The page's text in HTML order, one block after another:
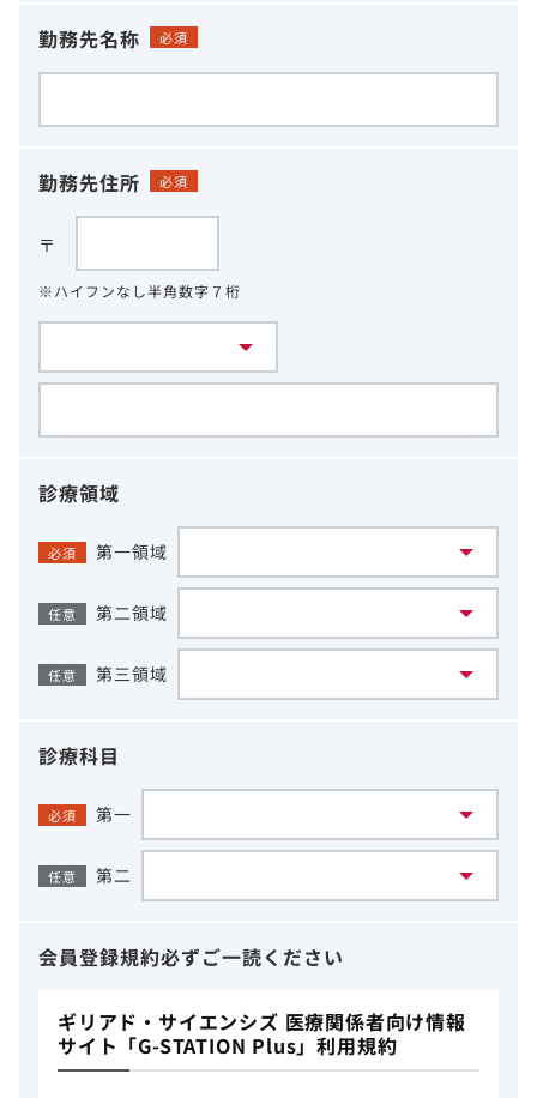
勤務先名称 必須
勤務先住所 必須
〒
※ハイフンなし半角数字７桁
診療領域
必須 第一領域
任意 第二領域
任意 第三領域
診療科目
必須 第一
任意 第二
会員登録規約必ずご一読ください
ギリアド・サイエンシズ 医療関係者向け情報
サイト「G-STATION Plus」利用規約